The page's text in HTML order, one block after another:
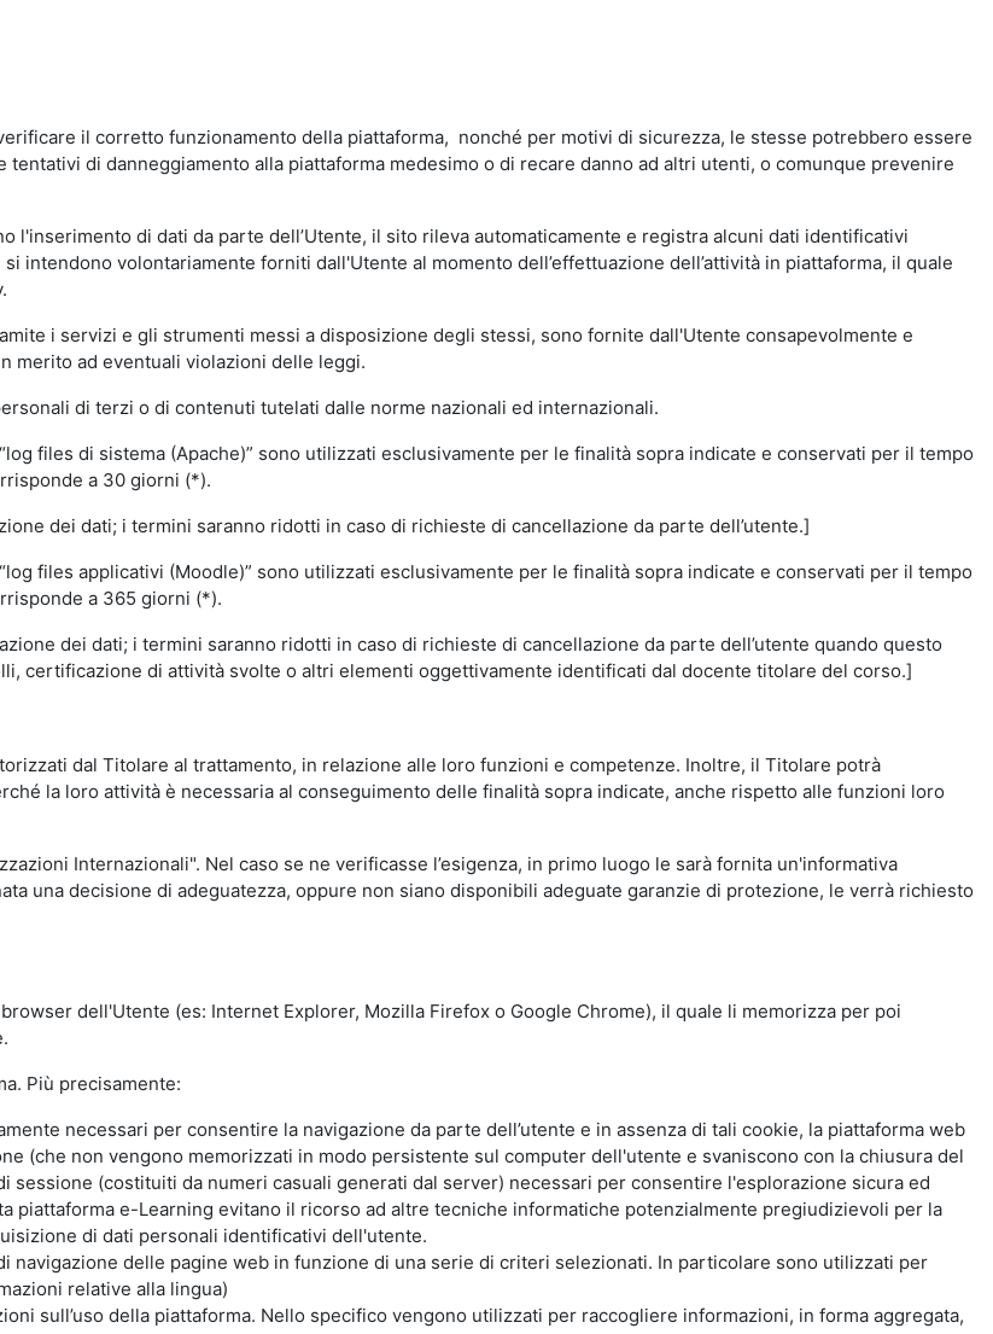
il corretto funzionamento della piattaforma, nonché per motivi di sicurezza, le stesse potrebbero essere
di danneggiamento alla piattaforma medesimo o di recare danno ad altri utenti, o comunque prevenire
l'inserimento di dati da parte dell’Utente, il sito rileva automaticamente e registra alcuni dati identificativi
intendono volontariamente forniti dall'Utente al momento dell’effettuazione dell’attività in piattaforma, il quale
i servizi e gli strumenti messi a disposizione degli stessi, sono fornite dall'Utente consapevolmente e
merito ad eventuali violazioni delle leggi.
di terzi o di contenuti tutelati dalle norme nazionali ed internazionali.
files di sistema (Apache)” sono utilizzati esclusivamente per le finalità sopra indicate e conservati per il tempo
a 30 giorni (*).
dei dati; i termini saranno ridotti in caso di richieste di cancellazione da parte dell’utente.]
files applicativi (Moodle)” sono utilizzati esclusivamente per le finalità sopra indicate e conservati per il tempo
a 365 giorni (*).
dei dati; i termini saranno ridotti in caso di richieste di cancellazione da parte dell’utente quando questo
certificazione di attività svolte o altri elementi oggettivamente identificati dal docente titolare del corso.]
dal Titolare al trattamento, in relazione alle loro funzioni e competenze. Inoltre, il Titolare potrà
la loro attività è necessaria al conseguimento delle finalità sopra indicate, anche rispetto alle funzioni loro
Internazionali". Nel caso se ne verificasse l’esigenza, in primo luogo le sarà fornita un'informativa
una decisione di adeguatezza, oppure non siano disponibili adeguate garanzie di protezione, le verrà richiesto
dell'Utente (es: Internet Explorer, Mozilla Firefox o Google Chrome), il quale li memorizza per poi
Più precisamente:
necessari per consentire la navigazione da parte dell’utente e in assenza di tali cookie, la piattaforma web
(che non vengono memorizzati in modo persistente sul computer dell'utente e svaniscono con la chiusura del
(costituiti da numeri casuali generati dal server) necessari per consentire l'esplorazione sicura ed
piattaforma e-Learning evitano il ricorso ad altre tecniche informatiche potenzialmente pregiudizievoli per la
di dati personali identificativi dell'utente.
delle pagine web in funzione di una serie di criteri selezionati. In particolare sono utilizzati per
relative alla lingua)
sull’uso della piattaforma. Nello specifico vengono utilizzati per raccogliere informazioni, in forma aggregata,